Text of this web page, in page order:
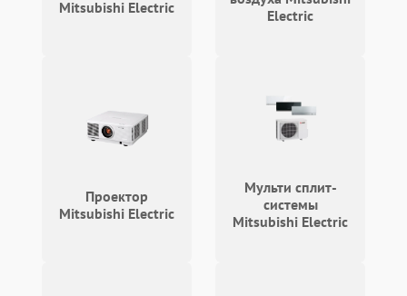
Mitsubishi Electric
Electric
Проектор
Mitsubishi Electric
Мульти сплит-
системы
Mitsubishi Electric